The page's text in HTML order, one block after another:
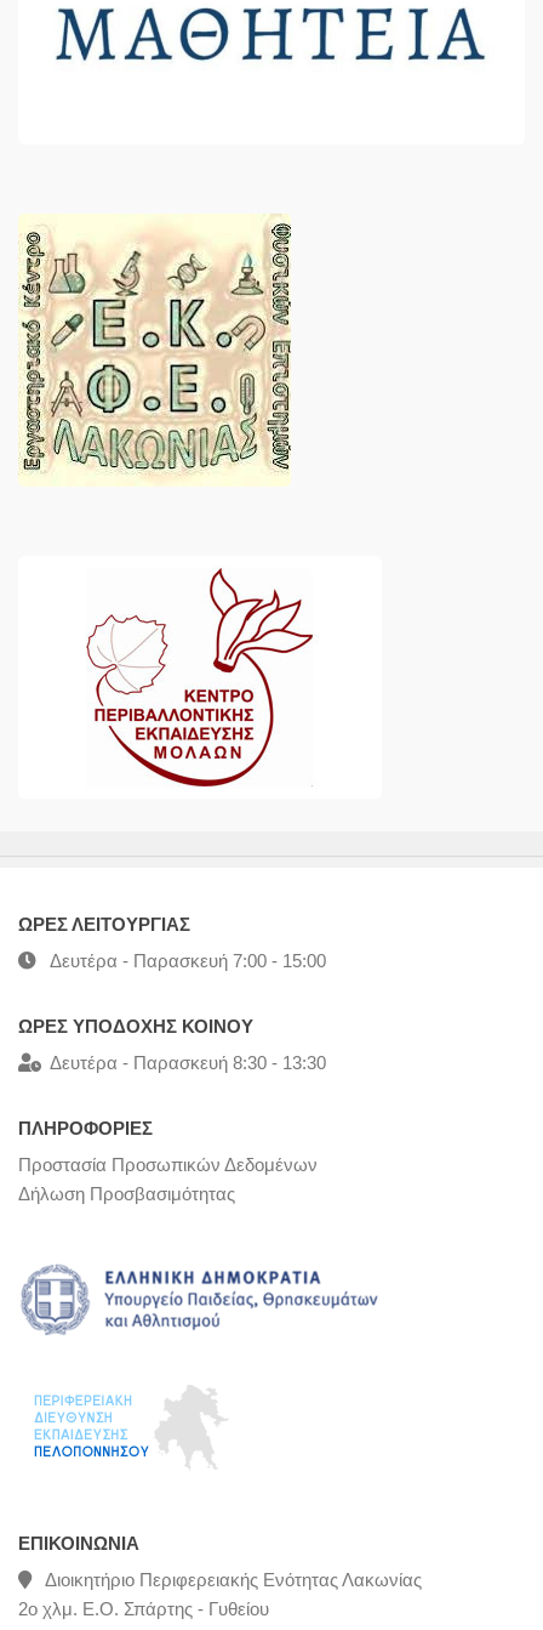
ΩΡΕΣ ΛΕΙΤΟΥΡΓΙΑΣ
Δευτέρα - Παρασκευή 7:00 - 15:00
ΩΡΕΣ ΥΠΟΔΟΧΗΣ ΚΟΙΝΟΥ
Δευτέρα - Παρασκευή 8:30 - 13:30
ΠΛΗΡΟΦΟΡΙΕΣ
Προστασία Προσωπικών Δεδομένων
Δήλωση Προσβασιμότητας
ΕΠΙΚΟΙΝΩΝΊΑ
Διοικητήριο Περιφερειακής Ενότητας Λακωνίας
2ο χλμ. Ε.Ο. Σπάρτης - Γυθείου